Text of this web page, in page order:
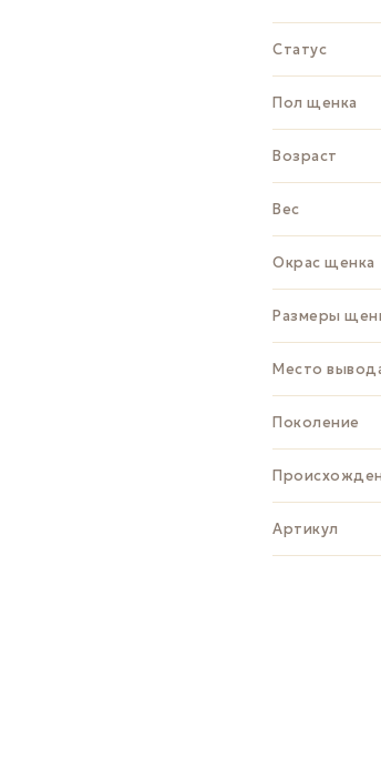
Статус
Пол щенка
Возраст
Вес
Окрас щенка
Размеры
Место
Поколение
Артикул